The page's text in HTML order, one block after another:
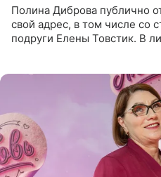
Полина Диброва публично
свой адрес, в том числе со
подруги Елены Товстик. В